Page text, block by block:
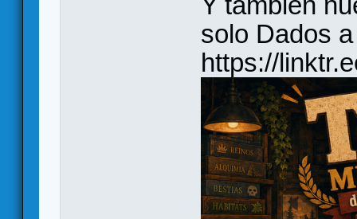
solo Dados
https://